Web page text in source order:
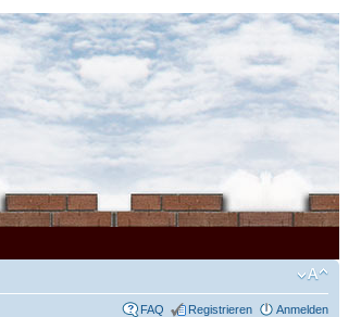
FAQ Registrieren Anmelden